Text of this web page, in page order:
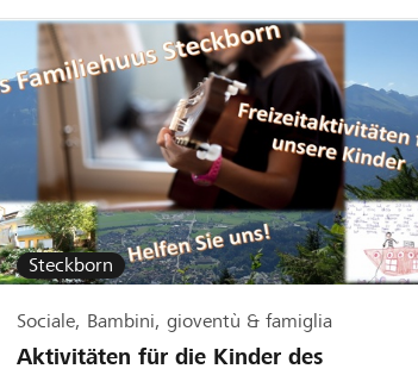
Steckborn
Sociale, Bambini, gioventù & famiglia
Aktivitäten für die Kinder des